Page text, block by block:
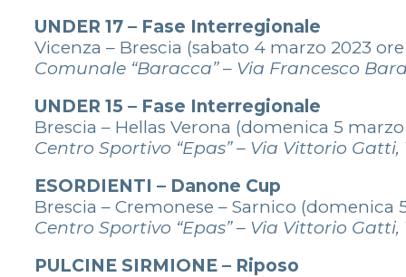
UNDER 17 – Fase Interregionale
Vicenza – Brescia (sabato 4 marzo 2023 ore
Comunale “Baracca” – Via Francesco
UNDER 15 – Fase Interregionale
Brescia – Hellas Verona (domenica 5 marzo
Centro Sportivo “Epas” – Via Vittorio Gatti,
ESORDIENTI – Danone Cup
Brescia – Cremonese – Sarnico (domenica
Centro Sportivo “Epas” – Via Vittorio Gatti,
PULCINE SIRMIONE – Riposo